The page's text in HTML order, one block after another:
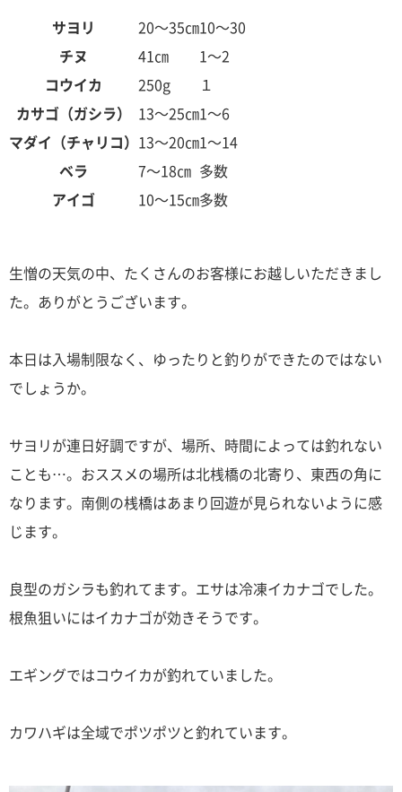
サヨリ 20～35㎝10～30
チヌ
41㎝
1～2
コウイカ
250g
１
カサゴ（ガシラ）
13～25㎝1～6
マダイ（チャリコ） 13～20㎝1～14
ベラ
7～18㎝ 多数
アイゴ
10～15㎝多数
生憎の天気の中、たくさんのお客様にお越しいただきまし
た。ありがとうございます。
本日は入場制限なく、ゆったりと釣りができたのではない
でしょうか。
サヨリが連日好調ですが、場所、時間によっては釣れない
ことも…。おススメの場所は北桟橋の北寄り、東西の角に
なります。南側の桟橋はあまり回遊が見られないように感
じます。
良型のガシラも釣れてます。エサは冷凍イカナゴでした。
根魚狙いにはイカナゴが効きそうです。
エギングではコウイカが釣れていました。
カワハギは全域でポツポツと釣れています。